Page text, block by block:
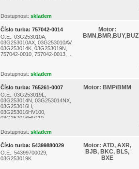
Dostupnost: skladem
O.E.: 03G253010A,
03G253010AX, 03G253010AV,
03G253014K, 03G253019N,
757042-0010, 757042-0013, ...
Číslo turba: 757042-0014
Motor:
BMN,BMR,BUY,BUZ
Dostupnost: skladem
O.E.: 03G253019L,
03G253014N, 03G253014NX,
03G253016H,
03G253016HV100,
03G257016HV110, ...
Číslo turba: 765261-0007 Motor: BMP/BMM
Dostupnost: skladem
O.E.: 54399700029,
03G253019K
Číslo turba: 54399880029 Motor: ATD, AXR,
BJB, BKC, BLS,
BXE